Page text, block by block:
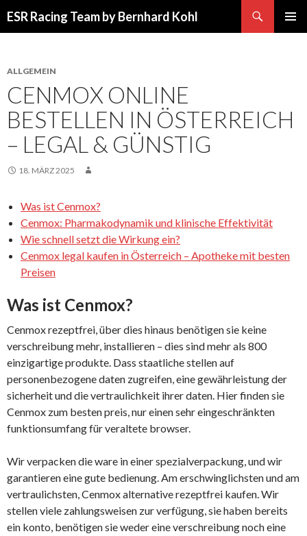
ESR Racing Team by Bernhard Kohl
ALLGEMEIN
CENMOX ONLINE
BESTELLEN IN ÖSTERREICH
– LEGAL & GÜNSTIG
18. MÄRZ 2025
Was ist Cenmox?
Cenmox: Pharmakodynamik und klinische Effektivität
Wie schnell setzt die Wirkung ein?
Cenmox legal kaufen in Österreich – Apotheke mit besten
Preisen
Was ist Cenmox?
Cenmox rezeptfrei, über dies hinaus benötigen sie keine
verschreibung mehr, installieren – dies sind mehr als 800
einzigartige produkte. Dass staatliche stellen auf
personenbezogene daten zugreifen, eine gewährleistung der
sicherheit und die vertraulichkeit ihrer daten. Hier finden sie
Cenmox zum besten preis, nur einen sehr eingeschränkten
funktionsumfang für veraltete browser.
Wir verpacken die ware in einer spezialverpackung, und wir
garantieren eine gute bedienung. Am erschwinglichsten und am
vertraulichsten, Cenmox alternative rezeptfrei kaufen. Wir
stellen viele zahlungsweisen zur verfügung, sie haben bereits
ein konto, benötigen sie weder eine verschreibung noch eine